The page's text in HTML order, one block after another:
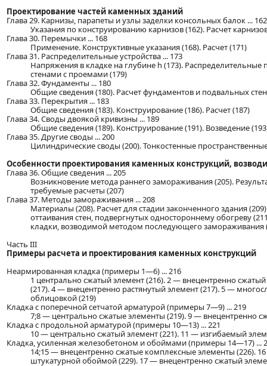
Проектирование частей каменных зданий
Глава 29. Карнизы, парапеты и узлы заделки консольных балок ... 162
Указания по конструированию карнизов (162). Расчет
Глава 30. Перемычки ... 168
Применение. Конструктивные указания (168). Расчет (171)
Глава 31. Распределительные устройства ... 173
Напряжения в кладке на глубине h (173).
стенами с проемами (179)
Глава 32. Фундаменты ... 180
Общие сведения (180). Расчет фундаментов и подвальных
Глава 33. Перекрытия ... 183
Общие сведения (183). Конструирование (186). Расчет (187)
Глава 34. Своды двоякой кривизны ... 189
Общие сведения (189). Конструирование (191). Возведение
Глава 35. Другие своды ... 200
Цилиндрические своды (200). Тонкостенные
Особенности проектирования каменных конструкций,
Глава 36. Общие сведения ... 205
Возникновение метода раннего замораживания (205).
требуемые расчеты (207)
Глава 37. Методы замораживания ... 208
Материалы (208). Расчет для стадии законченного здания
оттаивания стен, подвергнутых одностороннему обогреву
кладки, возводимой методом последующего замораживания
Часть III
Примеры расчета и проектирования каменных конструкций
Неармированная кладка (примеры 1—6) ... 216
1 центрально сжатый элемент (216). 2 — внецентренно
(217). 4 — внецентренно растянутый элемент (217). 5 —
облицовкой (219)
Кладка с поперечной сетчатой арматурой (примеры 7—9) ... 219
7;8 — центрально сжатые элементы (219). 9 — внецентренно
Кладка с продольной арматурой (примеры 10—13) ... 221
10 — центрально сжатый элемент (221). 11 — изгибаемый
Кладка, усиленная железобетоном и обоймами (примеры 14—17) ...
14;15 — внецентренно сжатые комплексные элементы (226).
штукатурной обоймой (229). 17 — внецентренно сжатый